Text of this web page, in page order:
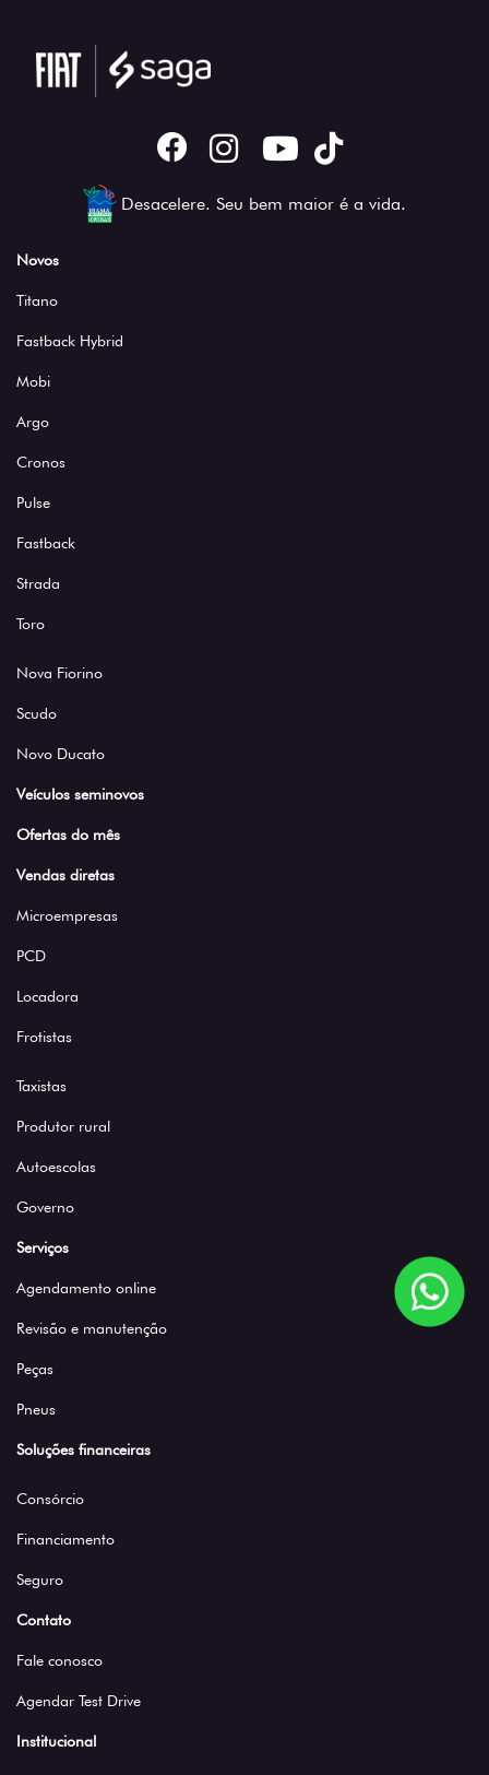
Desacelere. Seu bem maior é a vida.
Novos
Titano
Fastback Hybrid
Mobi
Argo
Cronos
Pulse
Fastback
Strada
Toro
Nova Fiorino
Scudo
Novo Ducato
Veículos seminovos
Ofertas do mês
Vendas diretas
Microempresas
PCD
Locadora
Frotistas
Taxistas
Produtor rural
Autoescolas
Governo
Serviços
Agendamento online
Revisão e manutenção
Peças
Pneus
Soluções financeiras
Consórcio
Financiamento
Seguro
Contato
Fale conosco
Agendar Test Drive
Institucional